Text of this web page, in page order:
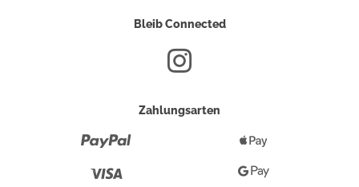
Bleib Connected
Zahlungsarten
Pay
Google